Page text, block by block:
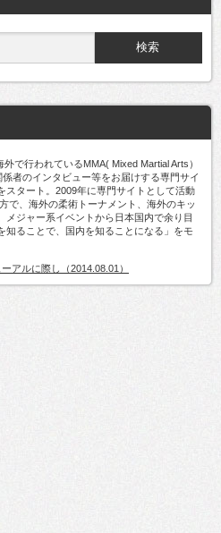
で行われているMMA( Mixed Martial Arts）
者のインタビュー等をお届けする専門サイ
スタート。2009年に専門サイトとして活動
で、海外の柔術トーナメント、海外のキッ
メジャー系イベントから日本国内で余り目
知ることで、国内を知ることになる」をモ
アルに際し（2014.08.01）